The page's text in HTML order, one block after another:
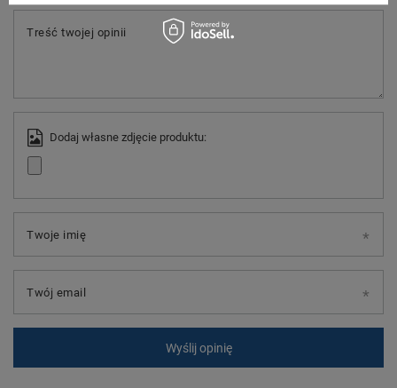
Treść twojej opinii
Dodaj własne zdjęcie produktu:
Twoje imię
Twój email
Wyślij opinię